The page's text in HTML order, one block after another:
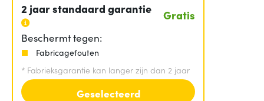
2 jaar standaard garantie Gratis
Beschermt tegen:
Fabricagefouten
* Fabrieksgarantie kan langer zijn dan 2 jaar
Geselecteerd